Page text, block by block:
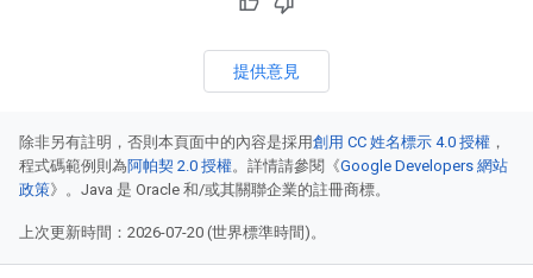
提供意見
除非另有註明，否則本頁面中的內容是採用創用 CC 姓名標示 4.0 授權 ，
程式碼範例則為阿帕契 2.0 授權。詳情請參閱《Google Developers 網站
政策》。Java 是 Oracle 和/或其關聯企業的註冊商標。
上次更新時間：2026-07-20 (世界標準時間)。